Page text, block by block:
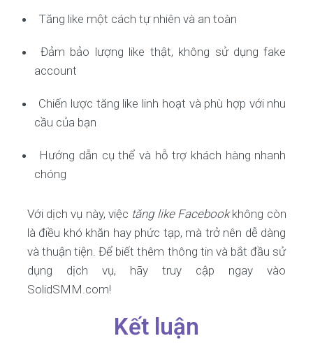
Tăng like một cách tự nhiên và an toàn
Đảm bảo lượng like thật, không sử dụng fake
account
Chiến lược tăng like linh hoạt và phù hợp với nhu
cầu của bạn
Hướng dẫn cụ thể và hỗ trợ khách hàng nhanh
chóng
Với dịch vụ này, việc tăng like Facebookkhông còn
là điều khó khăn hay phức tạp, mà trở nên dễ dàng
và thuận tiện. Để biết thêm thông tin và bắt đầu sử
dụng dịch vụ, hãy truy cập ngay vào
SolidSMM.com!
Kết luận